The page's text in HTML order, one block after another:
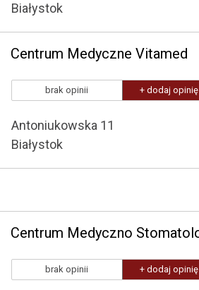
Białystok
Centrum Medyczne Vitamed
brak opinii + dodaj opinię
Antoniukowska 11
Białystok
brak opinii + dodaj opinię